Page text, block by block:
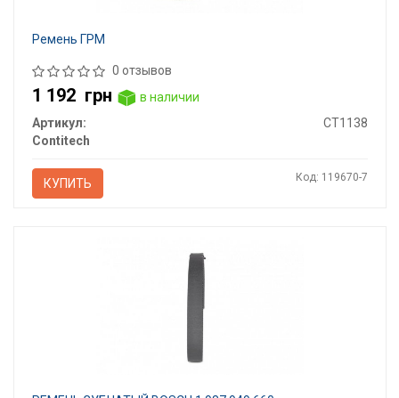
Ремень ГРМ
0 отзывов
1 192 грн
в наличии
Артикул:
CT1138
Contitech
КУПИТЬ Код: 119670-7